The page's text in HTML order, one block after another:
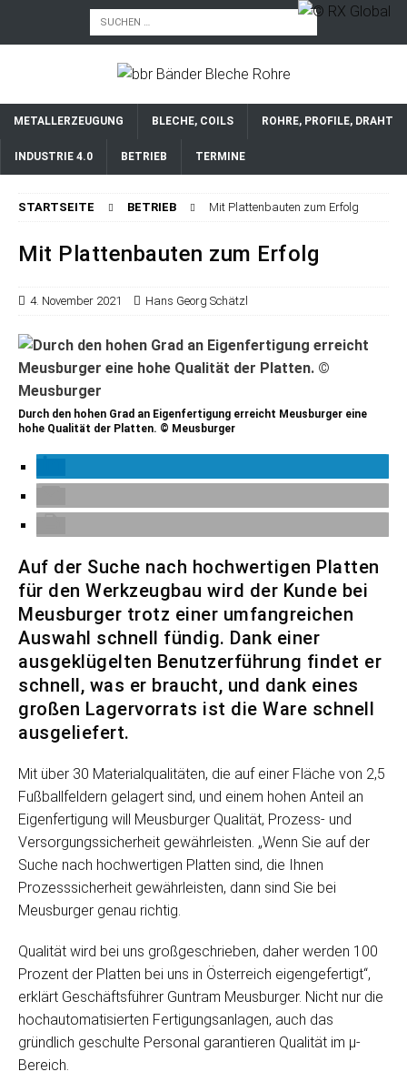
METALLERZEUGUNG BLECHE, COILS ROHRE, PROFILE, DRAHT
INDUSTRIE 4.0 BETRIEB TERMINE
STARTSEITE BETRIEB Mit Plattenbauten zum Erfolg
Mit Plattenbauten zum Erfolg
4. November 2021 Hans Georg Schätzl
Durch den hohen Grad an Eigenfertigung erreicht Meusburger eine
hohe Qualität der Platten. © Meusburger
Auf der Suche nach hochwertigen Platten
für den Werkzeugbau wird der Kunde bei
Meusburger trotz einer umfangreichen
Auswahl schnell fündig. Dank einer
ausgeklügelten Benutzerführung findet er
schnell, was er braucht, und dank eines
großen Lagervorrats ist die Ware schnell
ausgeliefert.
Mit über 30 Materialqualitäten, die auf einer Fläche von 2,5
Fußballfeldern gelagert sind, und einem hohen Anteil an
Eigenfertigung will Meusburger Qualität, Prozess- und
Versorgungssicherheit gewährleisten. „Wenn Sie auf der
Suche nach hochwertigen Platten sind, die Ihnen
Prozesssicherheit gewährleisten, dann sind Sie bei
Meusburger genau richtig.
Qualität wird bei uns großgeschrieben, daher werden 100
Prozent der Platten bei uns in Österreich eigengefertigt“,
erklärt Geschäftsführer Guntram Meusburger. Nicht nur die
hochautomatisierten Fertigungsanlagen, auch das
gründlich geschulte Personal garantieren Qualität im μ-
Bereich.